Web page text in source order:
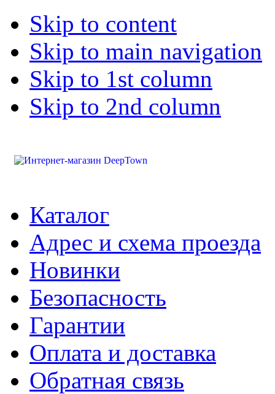
Skip to content
Skip to main navigation
Skip to 1st column
Skip to 2nd column
Каталог
Адрес и схема проезда
Новинки
Безопасность
Гарантии
Оплата и доставка
Обратная связь